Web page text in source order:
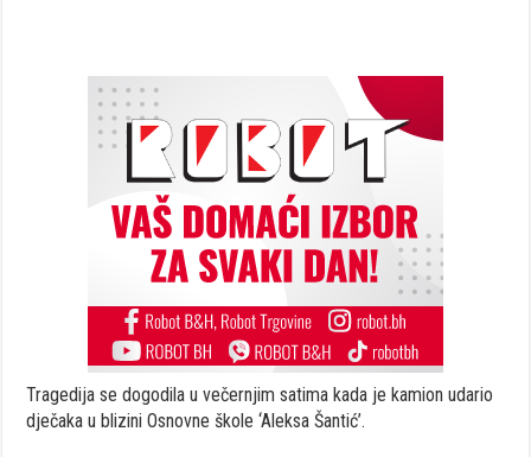
Tragedija se dogodila u večernjim satima kada je kamion udario
dječaka u blizini Osnovne škole ‘Aleksa Šantić’.